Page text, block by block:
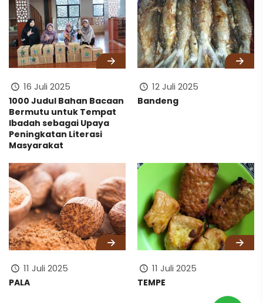
16 Juli 2025
1000 Judul Bahan Bacaan
Bermutu untuk Tempat
Ibadah sebagai Upaya
Peningkatan Literasi
Masyarakat
12 Juli 2025
Bandeng
11 Juli 2025
PALA
11 Juli 2025
TEMPE